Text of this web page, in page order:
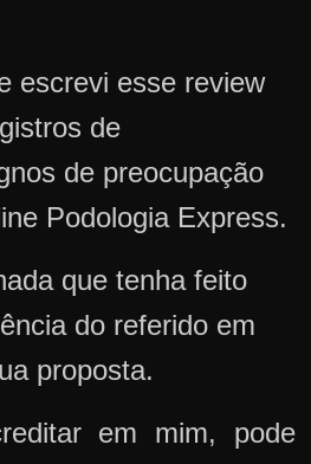
escrevi esse review
de
de preocupação
Podologia Express.
que tenha feito
do referido em
proposta.
em mim, pode